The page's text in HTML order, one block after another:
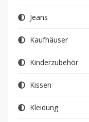
Jeans
Kaufhäuser
Kinderzubehör
Kissen
Kleidung